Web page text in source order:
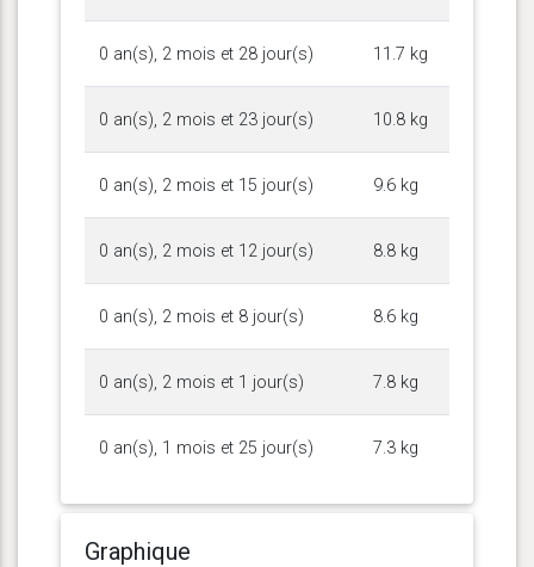
0 an(s), 2 mois et 28 jour(s) 11.7 kg
0 an(s), 2 mois et 23 jour(s) 10.8 kg
0 an(s), 2 mois et 15 jour(s) 9.6 kg
0 an(s), 2 mois et 12 jour(s) 8.8 kg
0 an(s), 2 mois et 8 jour(s) 8.6 kg
0 an(s), 2 mois et 1 jour(s) 7.8 kg
0 an(s), 1 mois et 25 jour(s) 7.3 kg
Graphique